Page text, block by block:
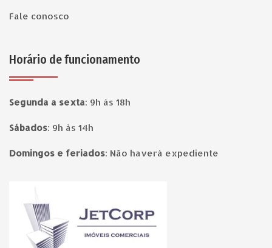
Fale conosco
Horário de funcionamento
Segunda a sexta: 9h às 18h
Sábados: 9h às 14h
Domingos e feriados: Não haverá expediente